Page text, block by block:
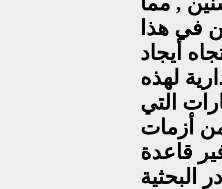
في هذا
أيجاد
لهذه
التي
أزمات
قاعدة
البحثية